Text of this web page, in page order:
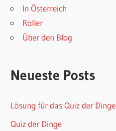
In Österreich
Roller
Über den Blog
Neueste Posts
Lösung für das Quiz der Dinge
Quiz der Dinge